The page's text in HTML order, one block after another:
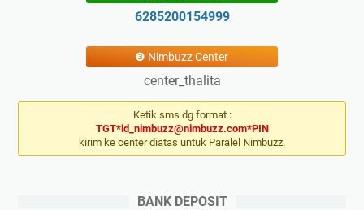
6285200154999
❸ Nimbuzz Center
center_thalita
Ketik sms dg format :
TGT*id_nimbuzz@nimbuzz.com*PIN
kirim ke center diatas untuk Paralel Nimbuzz.
BANK DEPOSIT